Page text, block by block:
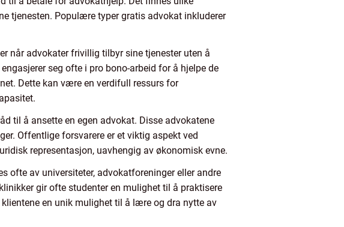
tjenesten. Populære typer gratis advokat inkluderer
når advokater frivillig tilbyr sine tjenester uten å
seg ofte i pro bono-arbeid for å hjelpe de
Dette kan være en verdifull ressurs for
til å ansette en egen advokat. Disse advokatene
Offentlige forsvarere er et viktig aspekt ved
representasjon, uavhengig av økonomisk evne.
ofte av universiteter, advokatforeninger eller andre
gir ofte studenter en mulighet til å praktisere
en unik mulighet til å lære og dra nytte av